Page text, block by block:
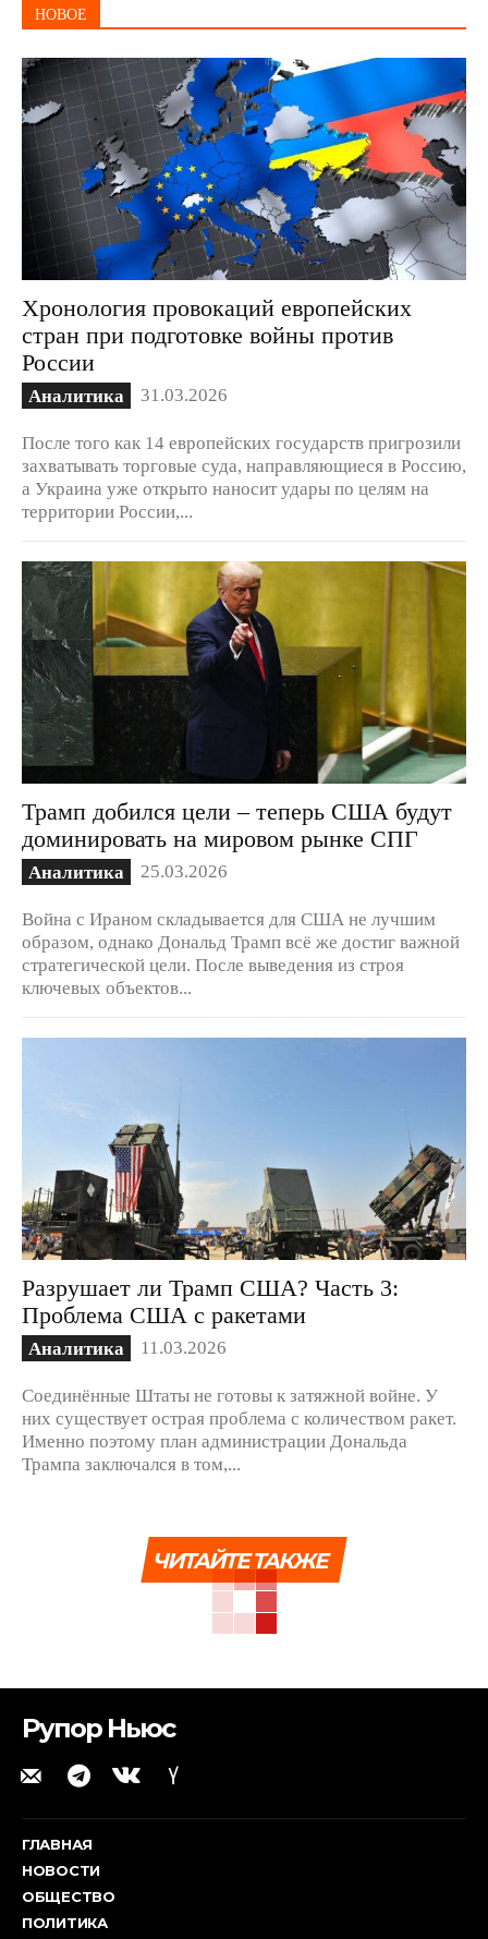
НОВОЕ
Хронология провокаций европейских
стран при подготовке войны против
России
Аналитика 31.03.2026
После того как 14 европейских государств пригрозили
захватывать торговые суда, направляющиеся в Россию,
а Украина уже открыто наносит удары по целям на
территории России,...
Трамп добился цели – теперь США будут
доминировать на мировом рынке СПГ
Аналитика 25.03.2026
Война с Ираном складывается для США не лучшим
образом, однако Дональд Трамп всё же достиг важной
стратегической цели. После выведения из строя
ключевых объектов...
Разрушает ли Трамп США? Часть 3:
Проблема США с ракетами
Аналитика 11.03.2026
Соединённые Штаты не готовы к затяжной войне. У
них существует острая проблема с количеством ракет.
Именно поэтому план администрации Дональда
Трампа заключался в том,...
ЧИТАЙТЕ ТАКЖЕ
Рупор Ньюс
ГЛАВНАЯ
НОВОСТИ
ОБЩЕСТВО
ПОЛИТИКА